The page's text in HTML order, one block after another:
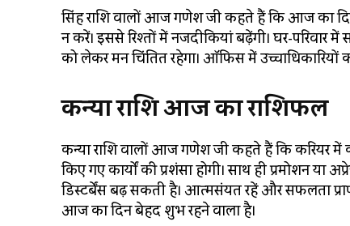
सिंह राशि वालों आज गणेश जी कहते हैं कि आज का
न करें। इससे रिश्तों में नजदीकियां बढ़ेंगी। घर-परिवार
को लेकर मन चिंतित रहेगा। ऑफिस में उच्चाधिकारियों
कन्या राशि आज का राशिफल
कन्या राशि वालों आज गणेश जी कहते हैं कि
किए गए कार्यों की प्रशंसा होगी। साथ ही प्रमोशन
डिस्टर्बेंस बढ़ सकती है। आत्मसंयत रहें और सफलता
आज का दिन बेहद शुभ रहने वाला है।